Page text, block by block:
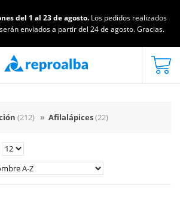
del 1 al 23 de agosto. Los pedidos realizados
enviados a partir del 24 de agosto. Gracias.
(212) » Afilalápices(22)